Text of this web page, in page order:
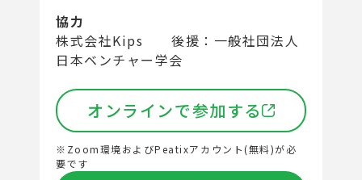
協力
株式会社Kips 後援：一般社団法人
日本ベンチャー学会
オンラインで参加する
※Zoom環境およびPeatixアカウント(無料)が必
要です